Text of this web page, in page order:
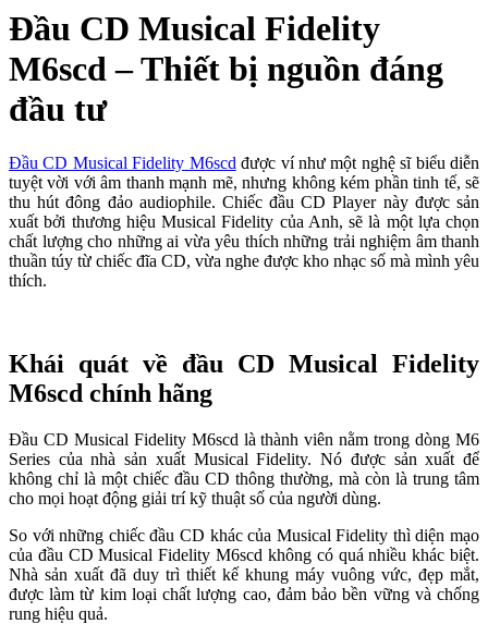
Đầu CD Musical Fidelity
M6scd – Thiết bị nguồn đáng
đầu tư
Đầu CD Musical Fidelity M6scd được ví như một nghệ sĩ biểu diễn
tuyệt vời với âm thanh mạnh mẽ, nhưng không kém phần tinh tế, sẽ
thu hút đông đảo audiophile. Chiếc đầu CD Player này được sản
xuất bởi thương hiệu Musical Fidelity của Anh, sẽ là một lựa chọn
chất lượng cho những ai vừa yêu thích những trải nghiệm âm thanh
thuần túy từ chiếc đĩa CD, vừa nghe được kho nhạc số mà mình yêu
thích.
Khái quát về đầu CD Musical Fidelity
M6scd chính hãng
Đầu CD Musical Fidelity M6scd là thành viên nằm trong dòng M6
Series của nhà sản xuất Musical Fidelity. Nó được sản xuất để
không chỉ là một chiếc đầu CD thông thường, mà còn là trung tâm
cho mọi hoạt động giải trí kỹ thuật số của người dùng.
So với những chiếc đầu CD khác của Musical Fidelity thì diện mạo
của đầu CD Musical Fidelity M6scd không có quá nhiều khác biệt.
Nhà sản xuất đã duy trì thiết kế khung máy vuông vức, đẹp mắt,
được làm từ kim loại chất lượng cao, đảm bảo bền vững và chống
rung hiệu quả.